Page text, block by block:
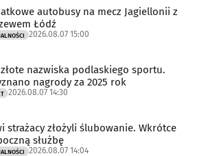
autobusy na mecz Jagiellonii z
Łódź
2026.08.07 15:00
nazwiska podlaskiego sportu.
nagrody za 2025 rok
2026.08.07 14:30
strażacy złożyli ślubowanie. Wkrótce
służbę
2026.08.07 14:04